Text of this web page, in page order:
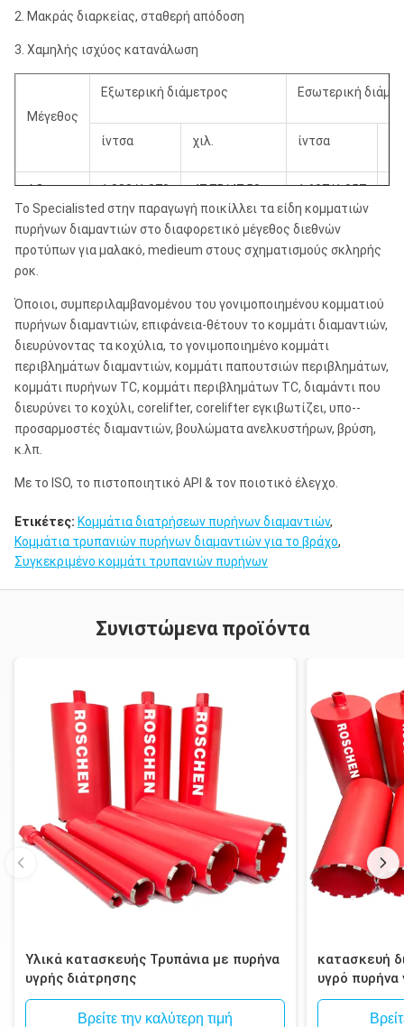
2. Μακράς διαρκείας, σταθερή απόδοση
3. Χαμηλής ισχύος κατανάλωση
Μέγεθος
Εξωτερική διάμετρος Εσωτερική
ίντσα χιλ. ίντσα
AQ 1.880/1.870 47.75/47.50 1.607/1.057
BQ 2.350/2.340 59.69/59.44 1.438/1.428
HQ 3.770/3.755 2.505/2.495
PQ 4.815/4.795 122.30/121.80 3.350/3.340
Το Specialisted στην παραγωγή ποικίλλει τα είδη κομματιών
πυρήνων διαμαντιών στο διαφορετικό μέγεθος διεθνών
προτύπων για μαλακό, medieum στους σχηματισμούς σκληρής
ροκ.
Όποιοι, συμπεριλαμβανομένου του γονιμοποιημένου κομματιού
πυρήνων διαμαντιών, επιφάνεια-θέτουν το κομμάτι διαμαντιών,
διευρύνοντας τα κοχύλια, το γονιμοποιημένο κομμάτι
περιβλημάτων διαμαντιών, κομμάτι παπουτσιών περιβλημάτων,
κομμάτι πυρήνων TC, κομμάτι περιβλημάτων TC, διαμάντι που
διευρύνει το κοχύλι, corelifter, corelifter εγκιβωτίζει, υπο--
προσαρμοστές διαμαντιών, βουλώματα ανελκυστήρων, βρύση,
κ.λπ.
Με το ISO, το πιστοποιητικό API & τον ποιοτικό έλεγχο.
Ετικέτες: Κομμάτια διατρήσεων πυρήνων διαμαντιών,
Κομμάτια τρυπανιών πυρήνων διαμαντιών για το βράχο,
Συγκεκριμένο κομμάτι τρυπανιών πυρήνων
Συνιστώμενα προϊόντα
Υλικά κατασκευής Τρυπάνια με πυρήνα
υγρής διάτρησης
Βρείτε την καλύτερη τιμή
κατασκευή
υγρό
τοιχοποιία,